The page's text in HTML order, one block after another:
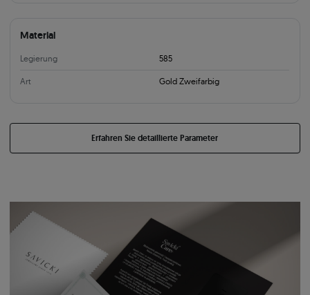
Material
Legierung 585
Art Gold Zweifarbig
Erfahren Sie detaillierte Parameter